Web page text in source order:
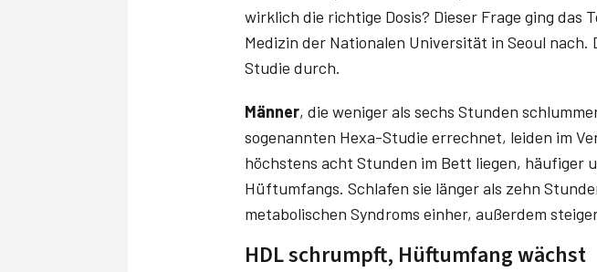
wirklich die richtige Dosis? Dieser Frage ging das
Medizin der Nationalen Universität in Seoul
Studie durch.
Männer, die weniger als sechs Stunden
sogenannten Hexa-Studie errechnet, leiden im
höchstens acht Stunden im Bett liegen, häufiger
Hüftumfangs. Schlafen sie länger als zehn
metabolischen Syndroms einher, außerdem
HDL schrumpft, Hüftumfang wächst